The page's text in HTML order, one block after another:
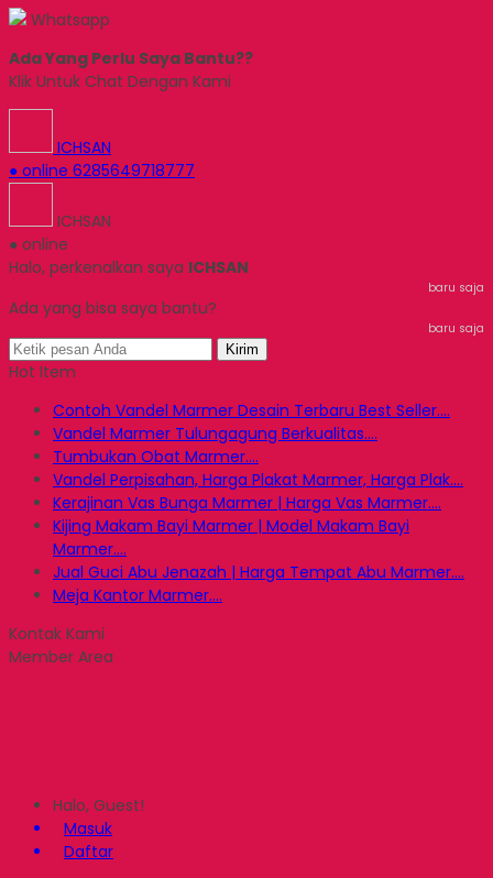
Whatsapp
Ada Yang Perlu Saya Bantu??
Klik Untuk Chat Dengan Kami
ICHSAN
● online 6285649718777
ICHSAN
● online
Halo, perkenalkan saya ICHSAN
baru saja
Ada yang bisa saya bantu?
baru saja
Kirim
Hot Item
Contoh Vandel Marmer Desain Terbaru Best Seller....
Vandel Marmer Tulungagung Berkualitas....
Tumbukan Obat Marmer....
Vandel Perpisahan, Harga Plakat Marmer, Harga Plak....
Kerajinan Vas Bunga Marmer | Harga Vas Marmer....
Kijing Makam Bayi Marmer | Model Makam Bayi
Marmer....
Jual Guci Abu Jenazah | Harga Tempat Abu Marmer....
Meja Kantor Marmer....
Kontak Kami
Member Area
Halo, Guest!
Masuk
Daftar